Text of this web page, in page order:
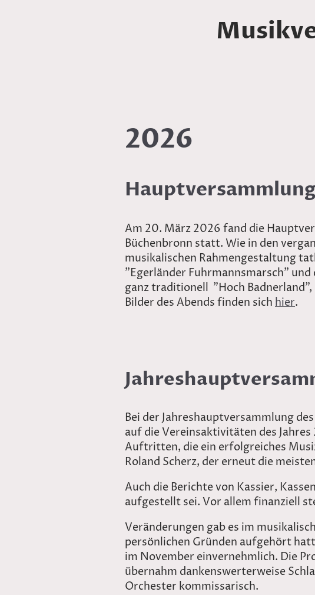
2026
Am 20. März 2026 fand die
Büchenbronn statt. Wie in den
musikalischen Rahmengestaltung
"Egerländer Fuhrmannsmarsch"
ganz traditionell "Hoch
Bilder des Abends finden sich hier.
Bei der Jahreshauptversammlung
auf die Vereinsaktivitäten des
Auftritten, die ein erfolgreiches
Roland Scherz, der erneut die
Auch die Berichte von Kassier,
aufgestellt sei. Vor allem finanziell
Veränderungen gab es im
persönlichen Gründen aufgehört
im November einvernehmlich. Die
übernahm dankenswerterweise
Orchester kommissarisch.